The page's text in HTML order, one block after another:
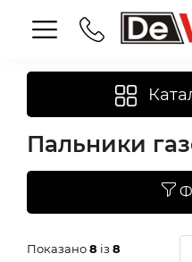
Пальники
Показано8 із 8